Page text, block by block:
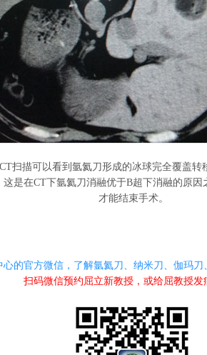
扫描可以看到氩氦刀形成的冰球完全覆盖
是在CT下氩氦刀消融优于B超下消融的原
才能结束手术。
心的官方微信，了解氩氦刀、纳米刀、伽玛
扫码微信预约屈立新教授，或给屈教授发